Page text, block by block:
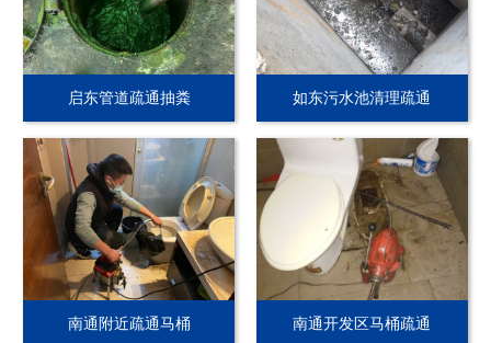
启东管道疏通抽粪 如东污水池清理疏通
南通附近疏通马桶 南通开发区马桶疏通